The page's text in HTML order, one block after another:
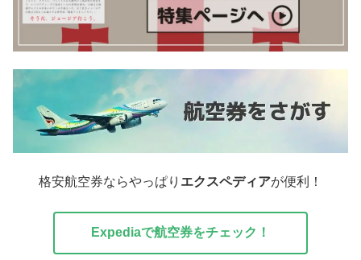
格安航空券ならやっぱり エクスペディアが便利！
Expediaで航空券をチェック！